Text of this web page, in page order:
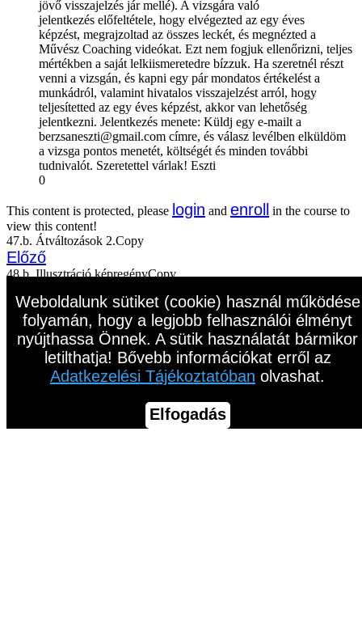
jövő visszajelzés jár mellé). A vizsgára való
jelentkezés előfeltétele, hogy elvégezted az egy éves
képzést, megrajzoltad az összes leckét, és megnézted a
Művész Coaching videókat. Ezt nem fogjuk ellenőrizni, teljes
mértékben a saját lelkiismeretedre bízzuk. Ha szeretnél részt
venni a vizsgán, és kapni egy pár mondatos értékelést a
munkádról, valamint hivatalos visszajelzést arról, hogy
teljesítetted az egy éves képzést, akkor van lehetőség
jelentkezni. Jelentkezés menete: Küldj egy e-mailt a
berzsaneszti@gmail.com címre, és válasz levélben elküldöm
a vizsga pontos menetét, költségét és minden további
tudnivalót. Szeretettel várlak! Eszti
0
This content is protected, please login and enroll
in the course to
view this content!
47.b. Átváltozások 2.Copy
Előző
48.b. Illusztráció képregényCopy
Weboldalunk sütiket (cookie) használ működése
folyamán, hogy a legjobb felhasználói élményt
nyújthassa Önnek. A sütik használatát bármikor
letilthatja! Bővebb információkat erről az
Adatkezelési Tájékoztatóban olvashat.
Elfogadás